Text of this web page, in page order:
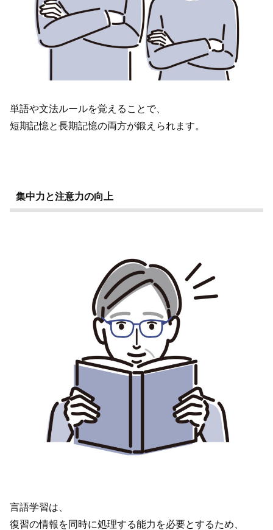
単語や文法ルールを覚えることで、
短期記憶と長期記憶の両方が鍛えられます。
集中力と注意力の向上
言語学習は、
復習の情報を同時に処理する能力を必要とするため、